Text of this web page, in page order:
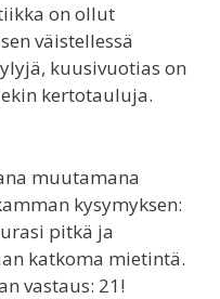
on ollut
väistellessä
kuusivuotias on
kertotauluja.
muutamana
kysymyksen:
pitkä ja
katkoma mietintä.
vastaus: 21!